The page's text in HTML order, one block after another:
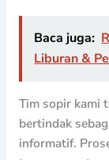
Baca juga:
Liburan &
Tim sopir kami
bertindak
informatif.